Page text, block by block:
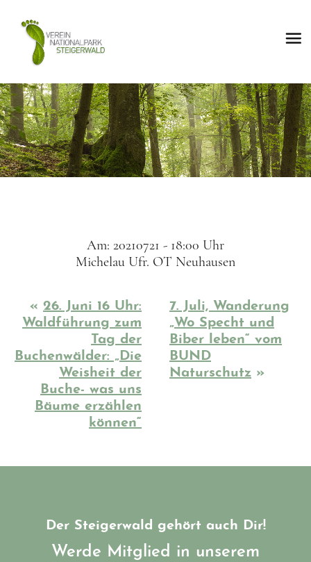
Am: 20210721 - 18:00 Uhr
Michelau Ufr. OT Neuhausen
« 26. Juni 16 Uhr:
Waldführung zum
Tag der
Buchenwälder: „Die
Weisheit der
Buche- was uns
Bäume erzählen
können“
7. Juli, Wanderung
„Wo Specht und
Biber leben“ vom
BUND
Naturschutz »
Der Steigerwald gehört auch Dir!
Werde Mitglied in unserem